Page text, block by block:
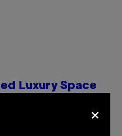
Luxury Space
Week on VICE:
×